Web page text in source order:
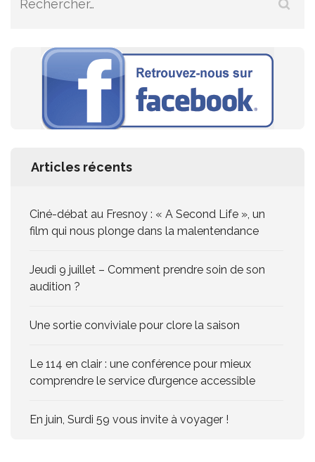
Articles récents
Ciné-débat au Fresnoy : « A Second Life », un
film qui nous plonge dans la malentendance
Jeudi 9 juillet – Comment prendre soin de son
audition ?
Une sortie conviviale pour clore la saison
Le 114 en clair : une conférence pour mieux
comprendre le service d’urgence accessible
En juin, Surdi 59 vous invite à voyager !